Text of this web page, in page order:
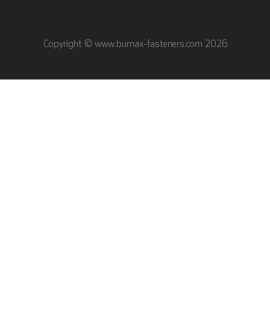
Copyright © www.bumax-fasteners.com 2026